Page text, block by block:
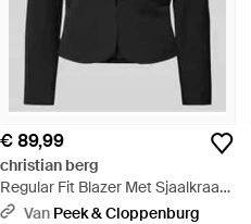
€ 89,99
christian berg
Regular Fit Blazer Met Sjaalkraag
- Zwart
Van Peek & Cloppenburg